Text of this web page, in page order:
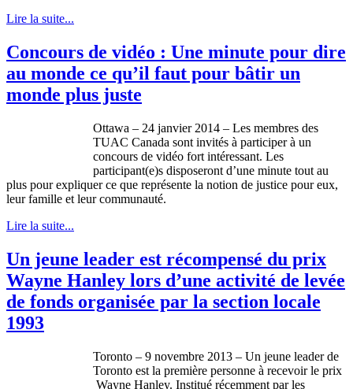
Lire la suite...
Concours de vidéo : Une minute pour dire
au monde ce qu’il faut pour bâtir un
monde plus juste
Ottawa – 24 janvier2014 – Les membres des
TUAC Canada sont invités à participer à un
concours de vidéo fort intéressant. Les
participant(e)s disposeront d’une minute tout au
plus pourexpliquer ce que représente la notion de justice poureux,
leur famille et leur communauté.
Lire la suite...
Un jeune leader est récompensé du prix
Wayne Hanley lors d’une activité de levée
de fonds organisée par la section locale
1993
Toronto – 9 novembre 2013 – Un jeune leader de
Toronto est la première personne à recevoir le prix
Wayne Hanley. Institué récemment par les